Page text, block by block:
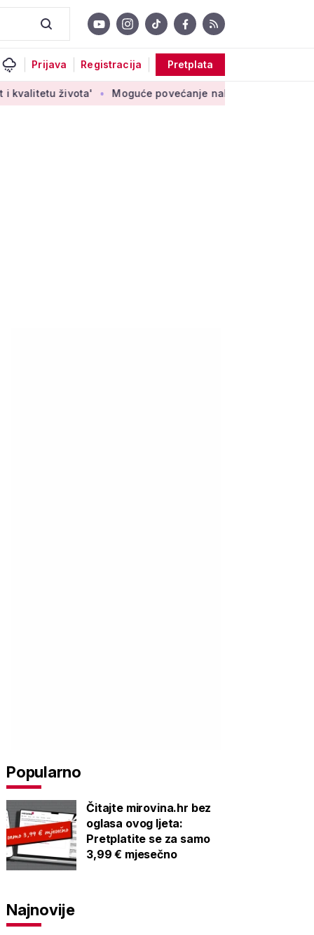
Prijava Registracija Pretplata
Moguće povećanje naknade za nezaposlene
Popularno
Čitajte mirovina.hr bez
oglasa ovog ljeta:
Pretplatite se za samo
3,99 € mjesečno
Najnovije